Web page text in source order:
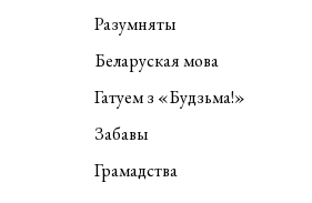
Разумняты
Беларуская мова
Гатуем з «Будзьма!»
Забавы
Грамадства